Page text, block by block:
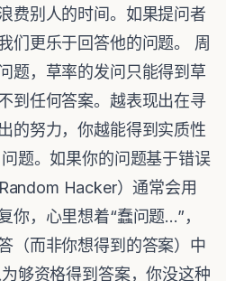
费别人的时间。如果提问者
们更乐于回答他的问题。 周
题，草率的发问只能得到草
到任何答案。越表现出在寻
的努力，你越能得到实质性
题。如果你的问题基于错误
Hacker）通常会用
，心里想着“蠢问题...”，
（而非你想得到的答案）中
够资格得到答案，你没这种